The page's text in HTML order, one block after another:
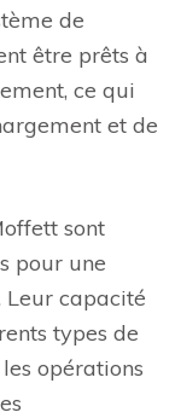
de
être prêts à
ce qui
et de
sont
pour une
Leur capacité
types de
opérations